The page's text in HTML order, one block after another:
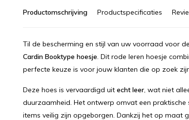
Productomschrijving Productspecificaties
Til de bescherming en stijl van uw voorraad voor
Cardin Booktype hoesje. Dit rode leren hoesje
perfecte keuze is voor jouw klanten die op zoek
Deze hoes is vervaardigd uit echt leer, wat niet
duurzaamheid. Het ontwerp omvat een
items veilig zijn opgeborgen. Dankzij het op maat